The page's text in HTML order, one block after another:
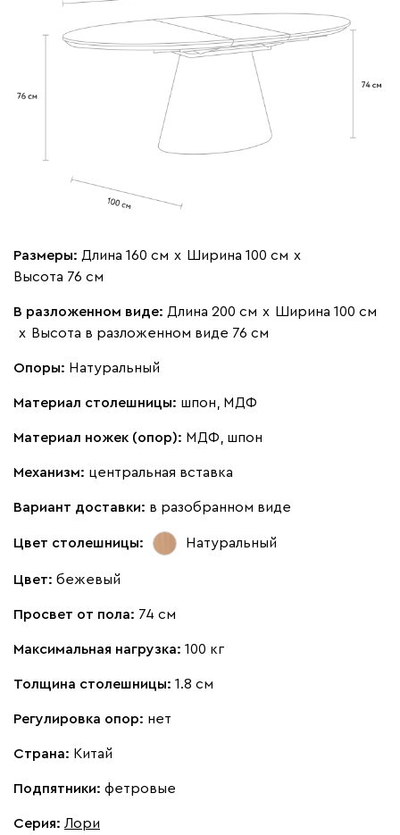
Размеры: Длина 160 см х Ширина 100 см х
Высота 76 см
В разложенном виде: Длина 200 см х Ширина 100 см
х Высота в разложенном виде 76 см
Опоры: Натуральный
Материал столешницы: шпон, МДФ
Материал ножек (опор): МДФ, шпон
Механизм: центральная вставка
Вариант доставки: в разобранном виде
Цвет столешницы: Натуральный
Цвет: бежевый
Просвет от пола: 74 см
Максимальная нагрузка: 100 кг
Толщина столешницы: 1.8 см
Регулировка опор: нет
Страна: Китай
Подпятники: фетровые
Серия: Лори